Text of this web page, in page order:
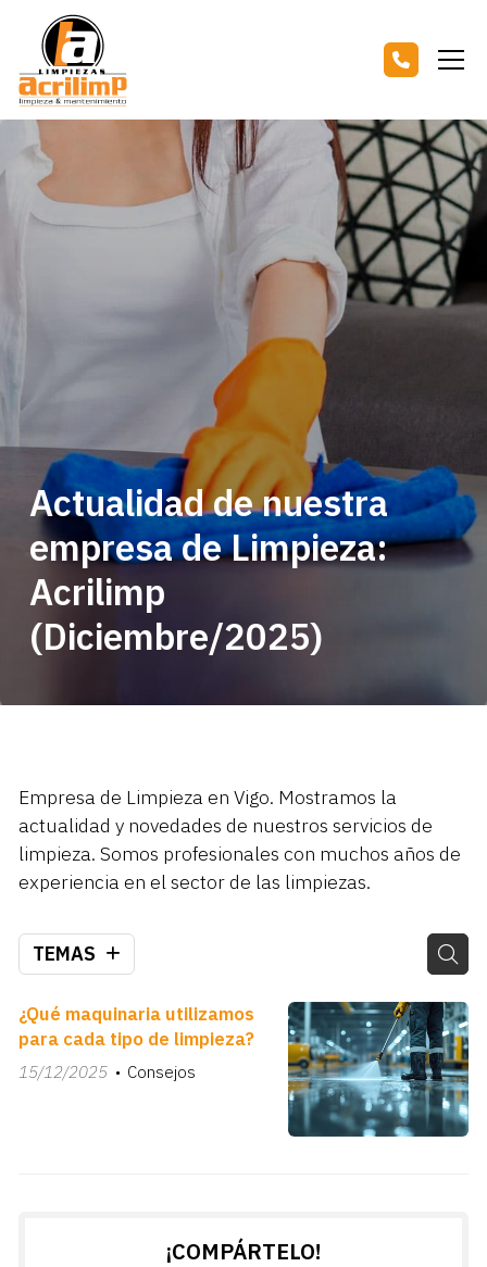
Actualidad de nuestra
empresa de Limpieza:
Acrilimp
(Diciembre/2025)
Empresa de Limpieza en Vigo. Mostramos la
actualidad y novedades de nuestros servicios de
limpieza. Somos profesionales con muchos años de
experiencia en el sector de las limpiezas.
TEMAS
¿Qué maquinaria utilizamos
para cada tipo de limpieza?
15/12/2025 Consejos
¡COMPÁRTELO!